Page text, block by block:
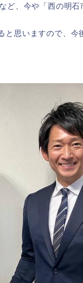
ど、今や「西の明
と思いますので、今